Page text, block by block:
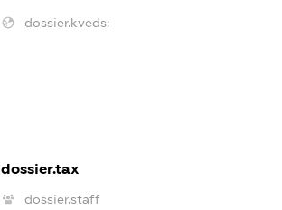
dossier.kveds:
dossier.tax
dossier.staff